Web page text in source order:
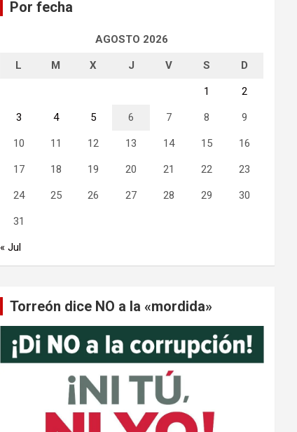
Por fecha
AGOSTO 2026
L M X J V S D
1 2
3 4 5 6 7 8 9
10 11 12 13 14 15 16
17 18 19 20 21 22 23
24 25 26 27 28 29 30
31
« Jul
Torreón dice NO a la «mordida»